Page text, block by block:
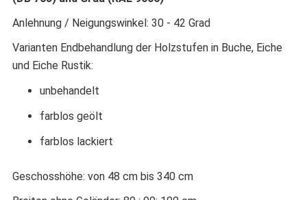
Anlehnung / Neigungswinkel: 30 - 42 Grad
Varianten Endbehandlung der Holzstufen in Buche, Eiche
und Eiche Rustik:
unbehandelt
farblos geölt
farblos lackiert
Geschosshöhe: von 48 cm bis 340 cm